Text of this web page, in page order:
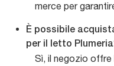
merce per
È possibile
per il letto
Sì, il negozio